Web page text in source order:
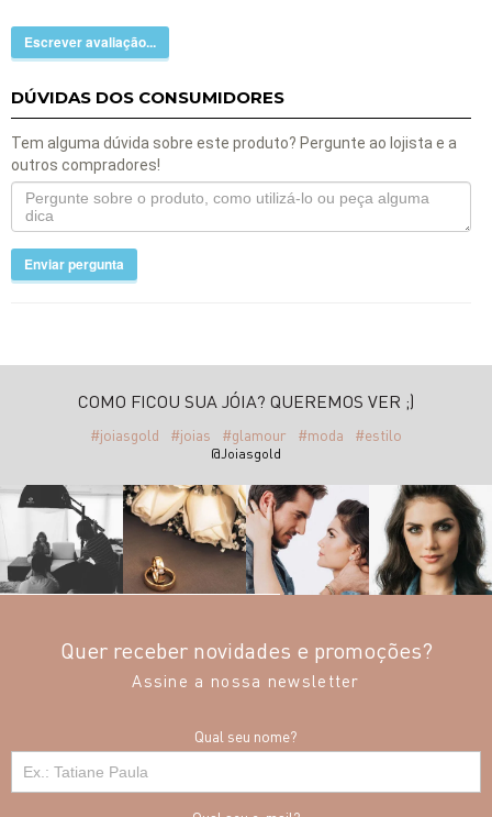
Escrever avaliação...
DÚVIDAS DOS CONSUMIDORES
Tem alguma dúvida sobre este produto? Pergunte ao lojista e a
outros compradores!
Enviar pergunta
COMO FICOU SUA JÓIA? QUEREMOS VER ;)
#joiasgold #joias #glamour #moda #estilo
@Joiasgold
Quer receber novidades e promoções?
Assine a nossa newsletter
Qual seu nome?